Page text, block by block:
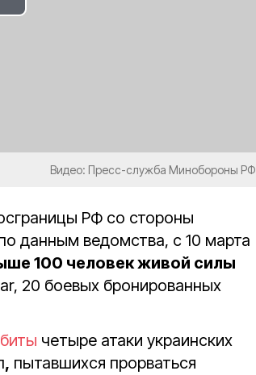
Видео: Пресс-служба Минобороны РФ
РФ со стороны
данным ведомства, с 10 марта
100 человек живой силы
20 боевых бронированных
четыре атаки украинских
, пытавшихся прорваться